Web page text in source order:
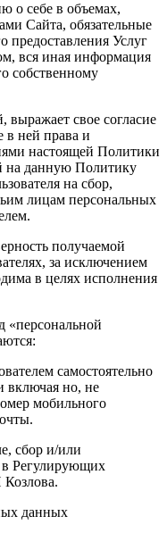
о себе в объемах,
Сайта, обязательные
предоставления Услуг
вся иная информация
собственному
выражает свое согласие
в ней права и
настоящей Политики
на данную Политику
на сбор,
лицам персональных
получаемой
за исключением
в целях исполнения
«персональной
самостоятельно
включая но, не
мобильного
сбор и/или
в Регулирующих
данных